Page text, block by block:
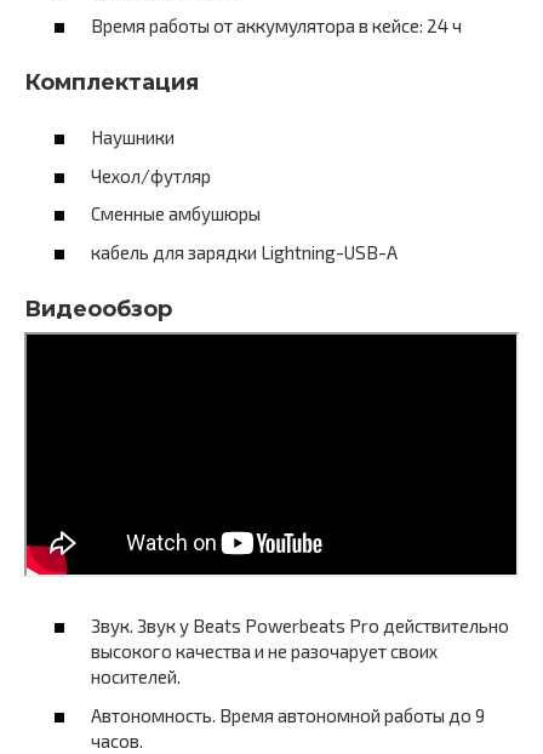
Время работы от аккумулятора в кейсе: 24 ч
Комплектация
Наушники
Чехол/футляр
Сменные амбушюры
кабель для зарядки Lightning-USB-A
Видеообзор
Звук. Звук у Beats Powerbeats Pro действительно
высокого качества и не разочарует своих
носителей.
Автономность. Время автономной работы до 9
часов.